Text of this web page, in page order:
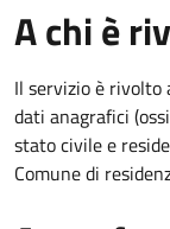
A chi è
Il servizio è
dati anagrafici
stato civile e
Comune di